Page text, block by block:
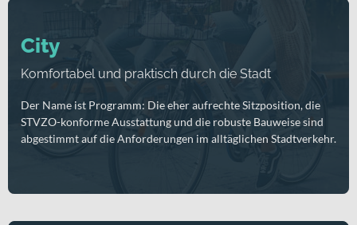
City
Komfortabel und praktisch durch die Stadt
Der Name ist Programm: Die eher aufrechte Sitzposition, die
STVZO-konforme Ausstattung und die robuste Bauweise sind
abgestimmt auf die Anforderungen im alltäglichen Stadtverkehr.